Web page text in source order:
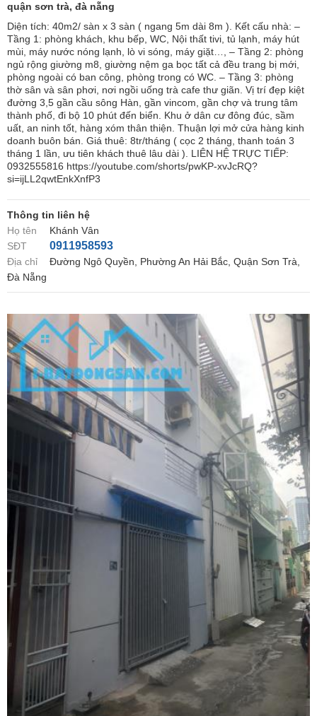
quận sơn trà, đà nẵng
Diện tích: 40m2/ sàn x 3 sàn ( ngang 5m dài 8m ). Kết cấu nhà: –
Tầng 1: phòng khách, khu bếp, WC, Nội thất tivi, tủ lạnh, máy hút
mùi, máy nước nóng lạnh, lò vi sóng, máy giặt…, – Tầng 2: phòng
ngủ rộng giường m8, giường nệm ga bọc tất cả đều trang bị mới,
phòng ngoài có ban công, phòng trong có WC. – Tầng 3: phòng
thờ sân và sân phơi, nơi ngồi uống trà cafe thư giãn. Vị trí đẹp kiệt
đường 3,5 gần cầu sông Hàn, gần vincom, gần chợ và trung tâm
thành phố, đi bộ 10 phút đến biển. Khu ở dân cư đông đúc, sầm
uất, an ninh tốt, hàng xóm thân thiện. Thuận lợi mở cửa hàng kinh
doanh buôn bán. Giá thuê: 8tr/tháng ( cọc 2 tháng, thanh toán 3
tháng 1 lần, ưu tiên khách thuê lâu dài ). LIÊN HỆ TRỰC TIẾP:
0932555816 https://youtube.com/shorts/pwKP-xvJcRQ?
si=ijLL2qwtEnkXnfP3
Thông tin liên hệ
Họ tên
Khánh Vân
SĐT
0911958593
Địa chỉ
Đường Ngô Quyền, Phường An Hải Bắc, Quận Sơn Trà,
Đà Nẵng